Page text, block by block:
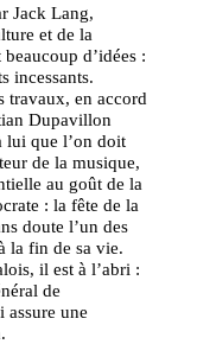
Jack Lang,
et de la
d’idées :
incessants.
travaux, en accord
Dupavillon
lui que l’on doit
de la musique,
au goût de la
: la fête de la
doute l’un des
la fin de sa vie.
il est à l’abri :
de
une